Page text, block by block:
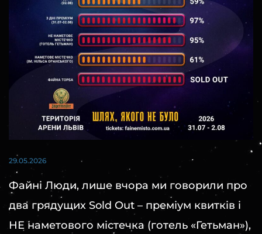
29.05.2026
Файні Люди, лише вчора ми говорили про
два грядущих Sold Out – преміум квитків і
НЕ наметового містечка (готель «Гетьман»),